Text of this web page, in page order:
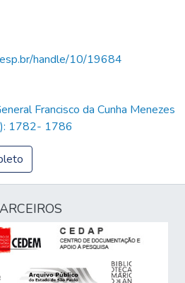
handle/10/19684
Francisco da Cunha Menezes
1782- 1786